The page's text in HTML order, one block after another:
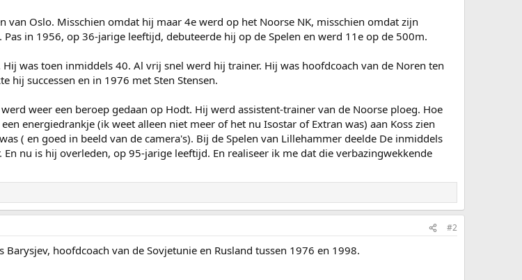
van Oslo. Misschien omdat hij maar 4e werd op het Noorse NK, misschien omdat zijn
in 1956, op 36-jarige leeftijd, debuteerde hij op de Spelen en werd 11e op de 500m.
was toen inmiddels 40. Al vrij snel werd hij trainer. Hij was hoofdcoach van de Noren ten
hij successen en in 1976 met Sten Stensen.
weer een beroep gedaan op Hodt. Hij werd assistent-trainer van de Noorse ploeg. Hoe
energiedrankje (ik weet alleen niet meer of het nu Isostar of Extran was) aan Koss zien
( en goed in beeld van de camera's). Bij de Spelen van Lillehammer deelde De inmiddels
nu is hij overleden, op 95-jarige leeftijd. En realiseer ik me dat die verbazingwekkende
#2
hoofdcoach van de Sovjetunie en Rusland tussen 1976 en 1998.